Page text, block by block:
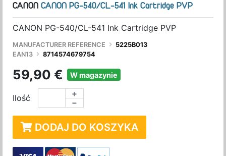
CANON CANON PG-540/CL-541 Ink Cartridge PVP
CANON PG-540/CL-541 Ink Cartridge PVP
MANUFACTURER REFERENCE
5225B013
EAN13
8714574679754
59,90 € W magazynie
Ilość −
+
DODAJ DO KOSZYKA